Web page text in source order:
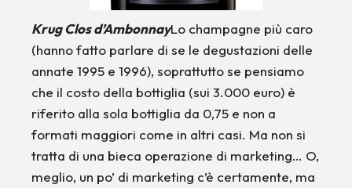
Krug Clos d’AmbonnayLo champagne più caro
(hanno fatto parlare di se le degustazioni delle
annate 1995 e 1996), soprattutto se pensiamo
che il costo della bottiglia (sui 3.000 euro) è
riferito alla sola bottiglia da 0,75 e non a
formati maggiori come in altri casi. Ma non si
tratta di una bieca operazione di marketing… O,
meglio, un po’ di marketing c’è certamente, ma